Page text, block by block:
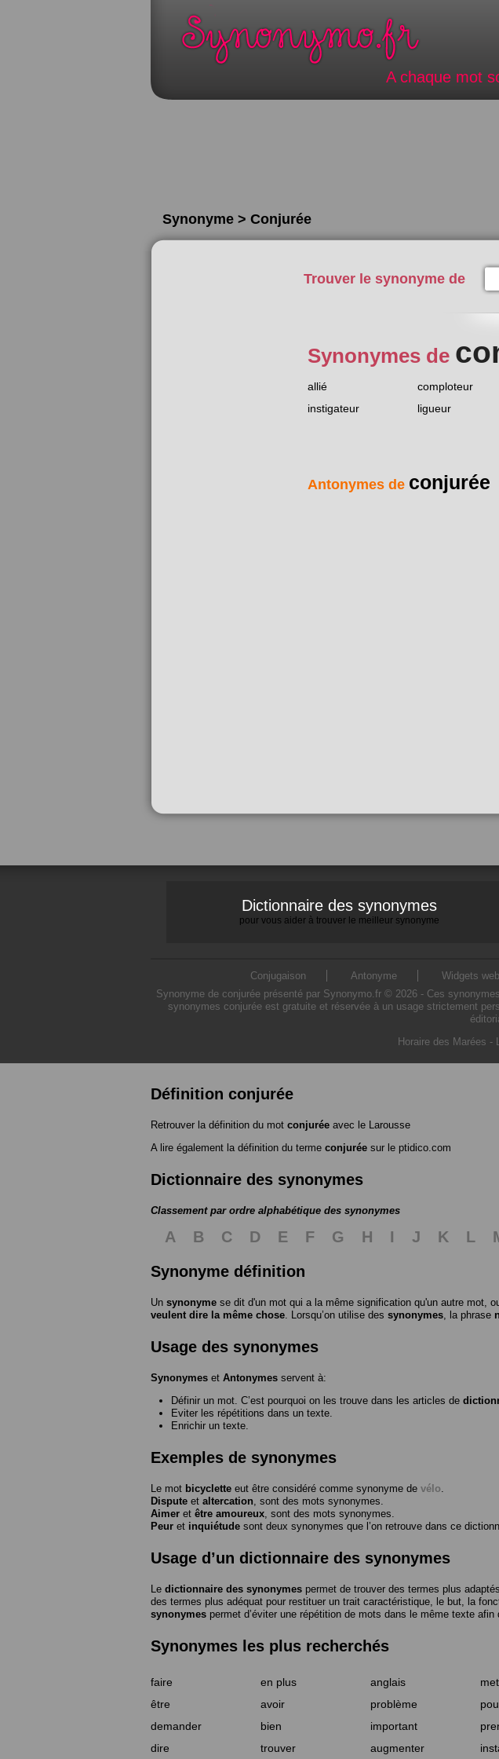
A chaque mot
Synonyme > Conjurée
Trouver le synonyme de
Synonymes de
allié comploteur
instigateur
ligueur
Antonymes de conjurée
Dictionnaire des synonymes
pour vous aider à trouver le meilleur synonyme
Conjugaison Antonyme Widgets
Synonyme de conjurée présenté par Synonymo.fr © 2026 - Ces
synonymes conjurée est gratuite et réservée à un usage strictement
Horaire des Marées -
Définition conjurée
Retrouver la définition du mot conjurée avec le Larousse
A lire également la définition du terme conjurée sur le ptidico.com
Dictionnaire des synonymes
Classement par ordre alphabétique des synonymes
A B C D E F G H I J K L
Synonyme définition
Un synonyme se dit d'un mot qui a la même signification qu'un autre mot,
veulent dire la même chose . Lorsqu’on utilise des synonymes , la phrase
Usage des synonymes
Synonymes et Antonymes servent à:
Définir un mot. C’est pourquoi on les trouve dans les articles de
Eviter les répétitions dans un texte.
Enrichir un texte.
Exemples de synonymes
Le mot bicyclette eut être considéré comme synonyme de vélo
Dispute et altercation , sont des mots synonymes.
Aimer et être amoureux , sont des mots synonymes.
Peur et inquiétude sont deux synonymes que l’on retrouve dans ce
Usage d’un dictionnaire des synonymes
Le dictionnaire des synonymes permet de trouver des termes plus
des termes plus adéquat pour restituer un trait caractéristique, le but, la
synonymes permet d’éviter une répétition de mots dans le même texte afin
Synonymes les plus recherchés
faire en plus anglais
être
avoir problème
demander
bien important
dire
trouver augmenter